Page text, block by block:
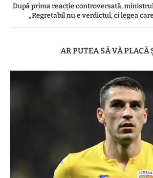
După prima reacție controversată,
„Regretabil nu e verdictul, ci legea
AR PUTEA SĂ VĂ PLACĂ